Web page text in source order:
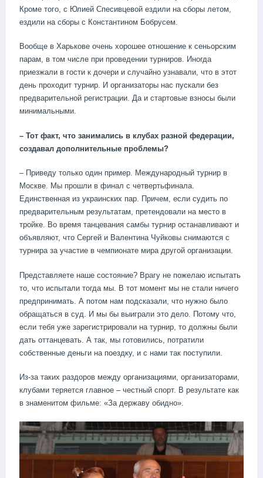
Кроме того, с Юлией Спесивцевой ездили на сборы летом,
ездили на сборы с Константином Бобрусем.
Вообще в Харькове очень хорошее отношение к сеньорским
парам, в том числе при проведении турниров. Иногда
приезжали в гости к дочери и случайно узнавали, что в этот
день проходит турнир. И организаторы нас пускали без
предварительной регистрации. Да и стартовые взносы были
минимальными.
– Тот факт, что занимались в клубах разной федерации,
создавал дополнительные проблемы?
– Приведу только один пример. Международный турнир в
Москве. Мы прошли в финал с четвертьфинала.
Единственная из украинских пар. Причем, если судить по
предварительным результатам, претендовали на место в
тройке. Во время танцевания самбы турнир останавливают и
объявляют, что Сергей и Валентина Чуйковы снимаются с
турнира за участие в чемпионате мира другой организации.
Представляете наше состояние? Врагу не пожелаю испытать
то, что испытали тогда мы. В тот момент мы не стали ничего
предпринимать. А потом нам подсказали, что нужно было
обращаться в суд. И мы бы выиграли это дело. Потому что,
если тебя уже зарегистрировали на турнир, то должны были
дать оттанцевать. А так, мы готовились, потратили
собственные деньги на поездку, и с нами так поступили.
Из-за таких раздоров между организациями, организаторами,
клубами теряется главное – честный спорт. В результате как
в знаменитом фильме: «За державу обидно».